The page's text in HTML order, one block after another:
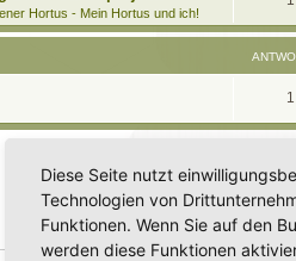
r
t
Hortus - Mein Hortus und ich!
t
t
1
Diese Seite nutzt
Technologien von
Funktionen. Wenn Sie auf den
werden diese Funktionen